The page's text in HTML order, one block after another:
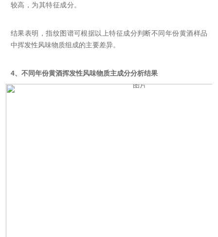
较高，为其特征成分。
结果表明，指纹图谱可根据以上特征成分判断不同年份黄酒样品
中挥发性风味物质组成的主要差异。
4、不同年份黄酒挥发性风味物质主成分分析结果